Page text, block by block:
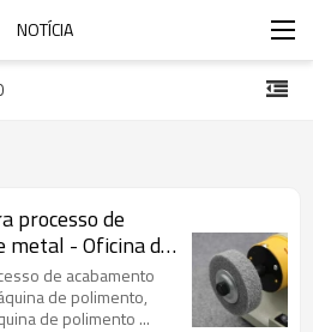
NOTÍCIA
processo de
metal - Oficina de
Vietnã
de acabamento
de polimento,
de polimento ...